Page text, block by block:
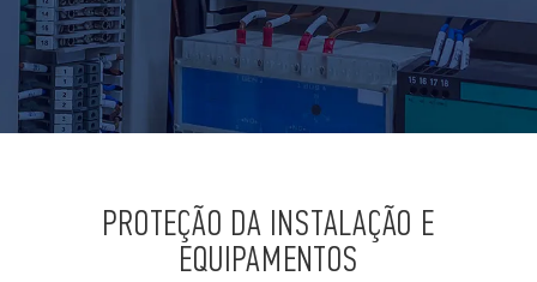
PROTEÇÃO DA INSTALAÇÃO E
EQUIPAMENTOS